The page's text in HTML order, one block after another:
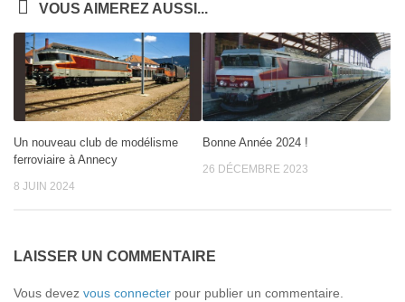
VOUS AIMEREZ AUSSI...
Un nouveau club de modélisme
ferroviaire à Annecy
8 JUIN 2024
Bonne Année 2024 !
26 DÉCEMBRE 2023
LAISSER UN COMMENTAIRE
Vous devez vous connecter pour publier un commentaire.